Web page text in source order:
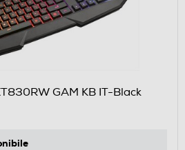
GAM KB IT-Black